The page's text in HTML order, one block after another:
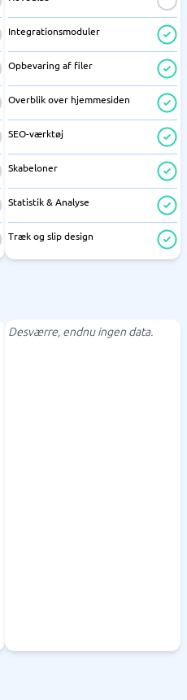
Integrationsmoduler
Opbevaring af filer
Overblik over hjemmesiden
SEO-værktøj
Skabeloner
Statistik & Analyse
Træk og slip design
Desværre, endnu ingen data.